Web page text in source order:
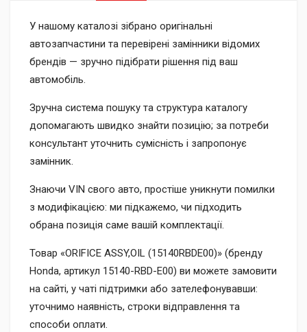
У нашому каталозі зібрано оригінальні
автозапчастини та перевірені замінники відомих
брендів — зручно підібрати рішення під ваш
автомобіль.
Зручна система пошуку та структура каталогу
допомагають швидко знайти позицію; за потреби
консультант уточнить сумісність і запропонує
замінник.
Знаючи VIN свого авто, простіше уникнути помилки
з модифікацією: ми підкажемо, чи підходить
обрана позиція саме вашій комплектації.
Товар «ORIFICE ASSY,OIL (15140RBDE00)» (бренду
Honda, артикул 15140-RBD-E00) ви можете замовити
на сайті, у чаті підтримки або зателефонувавши:
уточнимо наявність, строки відправлення та
способи оплати.